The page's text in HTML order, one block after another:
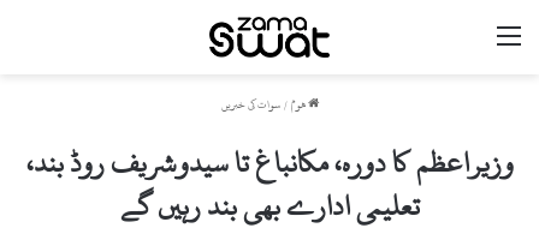
مینو
ھوم / سوات کی خبریں
وزیراعظم کا دورہ، مکانباغ تا سیدوشریف روڈ بند،
تعلیمی ادارے بھی بند رہیں گے